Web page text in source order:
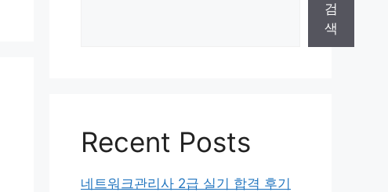
검
색
Recent Posts
네트워크관리사 2급 실기 합격 후기